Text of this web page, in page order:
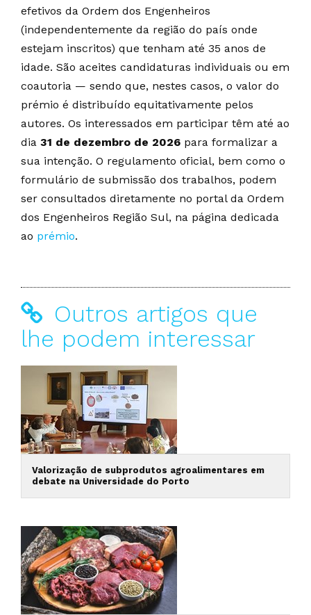
efetivos da Ordem dos Engenheiros
(independentemente da região do país onde
estejam inscritos) que tenham até 35 anos de
idade. São aceites candidaturas individuais ou em
coautoria — sendo que, nestes casos, o valor do
prémio é distribuído equitativamente pelos
autores. Os interessados em participar têm até ao
dia 31 de dezembro de 2026 para formalizar a
sua intenção. O regulamento oficial, bem como o
formulário de submissão dos trabalhos, podem
ser consultados diretamente no portal da Ordem
dos Engenheiros Região Sul, na página dedicada
ao prémio.
Outros artigos que
lhe podem interessar
Valorização de subprodutos agroalimentares em
debate na Universidade do Porto